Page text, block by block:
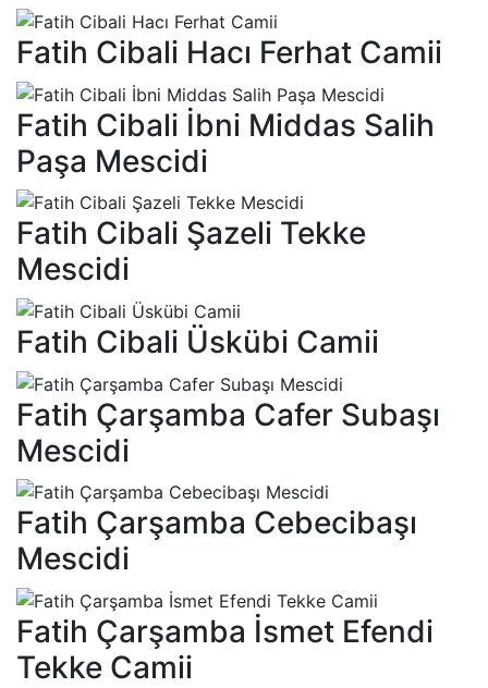
Fatih Cibali Hacı Ferhat Camii
Fatih Cibali İbni Middas Salih
Paşa Mescidi
Fatih Cibali Şazeli Tekke
Mescidi
Fatih Cibali Üskübi Camii
Fatih Çarşamba Cafer Subaşı
Mescidi
Fatih Çarşamba Cebecibaşı
Mescidi
Fatih Çarşamba İsmet Efendi
Tekke Camii